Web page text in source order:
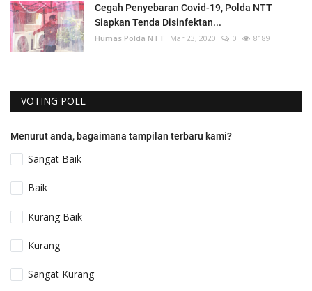
Cegah Penyebaran Covid-19, Polda NTT
Siapkan Tenda Disinfektan...
Humas Polda NTT Mar 23, 2020 0 8189
VOTING POLL
Menurut anda, bagaimana tampilan terbaru kami?
Sangat Baik
Baik
Kurang Baik
Kurang
Sangat Kurang